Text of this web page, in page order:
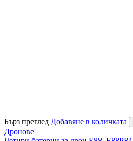
Бърз преглед Добавяне в количката
Дронове